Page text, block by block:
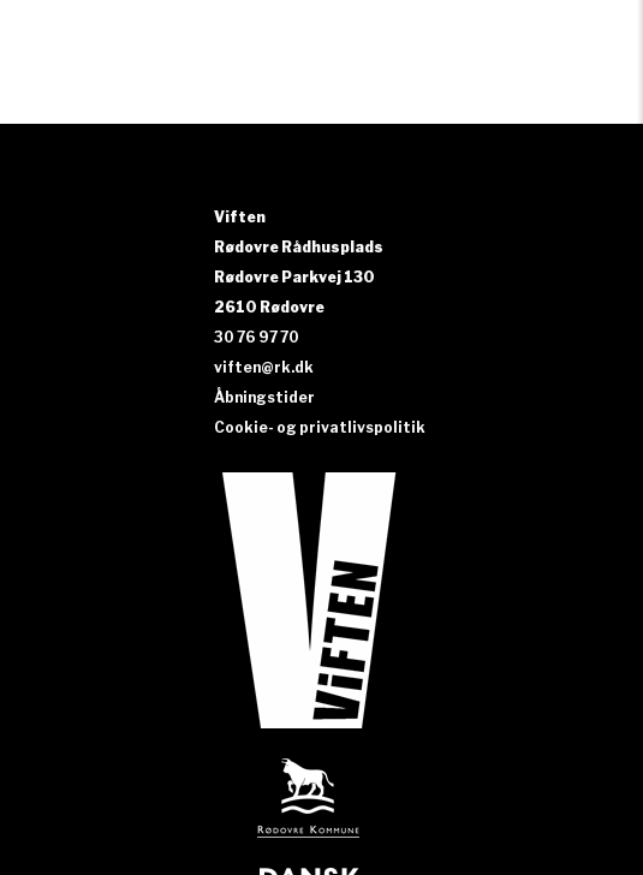
Viften
Rødovre Rådhusplads
Rødovre Parkvej 130
2610 Rødovre
30 76 97 70
viften@rk.dk
Åbningstider
Cookie- og privatlivspolitik